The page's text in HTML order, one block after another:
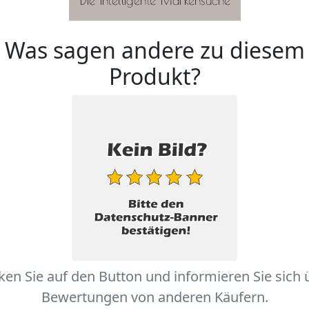
Was sagen andere zu diesem
Produkt?
Sie auf den Button und informieren Sie sich
Bewertungen von anderen Käufern.